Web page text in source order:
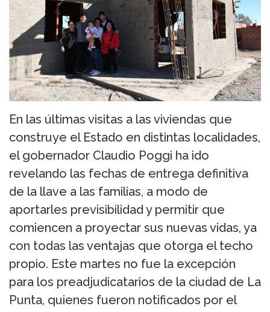
En las últimas visitas a las viviendas que
construye el Estado en distintas localidades,
el gobernador Claudio Poggi ha ido
revelando las fechas de entrega definitiva
de la llave a las familias, a modo de
aportarles previsibilidad y permitir que
comiencen a proyectar sus nuevas vidas, ya
con todas las ventajas que otorga el techo
propio. Este martes no fue la excepción
para los preadjudicatarios de la ciudad de La
Punta, quienes fueron notificados por el